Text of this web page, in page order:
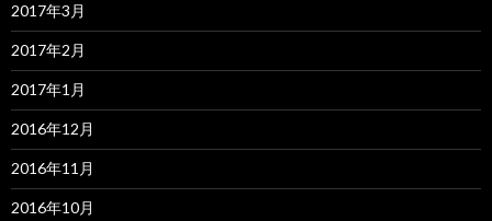
2017年3月
2017年2月
2017年1月
2016年12月
2016年11月
2016年10月